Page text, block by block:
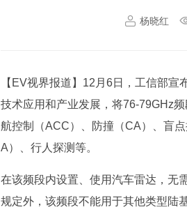
杨晓红
【EV视界报道】12月6日，工信部
技术应用和产业发展，将76-79GHz
航控制（ACC）、防撞（CA）、盲
A）、行人探测等。
在该频段内设置、使用汽车雷达，无
规定外，该频段不能用于其他类型陆